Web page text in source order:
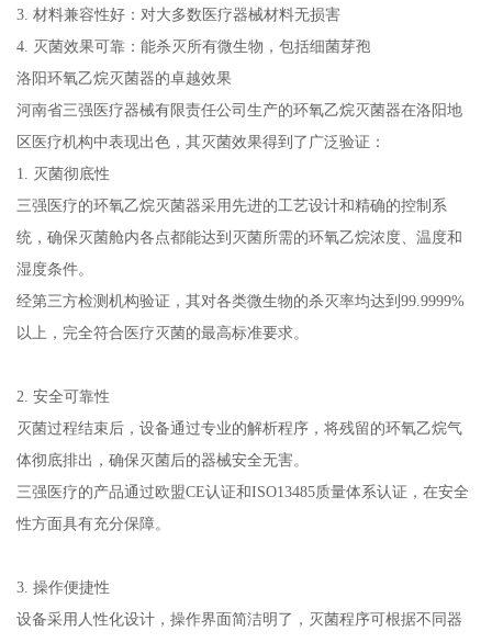
3. 材料兼容性好：对大多数医疗器械材料无损害
4. 灭菌效果可靠：能杀灭所有微生物，包括细菌芽孢
洛阳环氧乙烷灭菌器的卓越效果
河南省三强医疗器械有限责任公司生产的环氧乙烷灭菌器在洛阳地
区医疗机构中表现出色，其灭菌效果得到了广泛验证：
1. 灭菌彻底性
三强医疗的环氧乙烷灭菌器采用先进的工艺设计和精确的控制系
统，确保灭菌舱内各点都能达到灭菌所需的环氧乙烷浓度、温度和
湿度条件。
经第三方检测机构验证，其对各类微生物的杀灭率均达到99.9999%
以上，完全符合医疗灭菌的最高标准要求。
2. 安全可靠性
灭菌过程结束后，设备通过专业的解析程序，将残留的环氧乙烷气
体彻底排出，确保灭菌后的器械安全无害。
三强医疗的产品通过欧盟CE认证和ISO13485质量体系认证，在安全
性方面具有充分保障。
3. 操作便捷性
设备采用人性化设计，操作界面简洁明了，灭菌程序可根据不同器